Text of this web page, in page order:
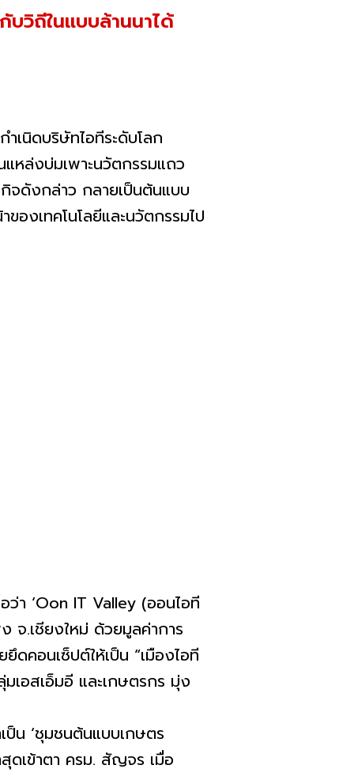
วิถีในแบบล้านนาได้
ดบริษัทไอทีระดับโลก
หล่งบ่มเพาะนวัตกรรมแถว
จดังกล่าว กลายเป็นต้นแบบ
องเทคโนโลยีและนวัตกรรมไป
า ‘Oon IT Valley (ออนไอที
จ.เชียงใหม่ ด้วยมูลค่าการ
คอนเซ็ปต์ให้เป็น “เมืองไอที
เอสเอ็มอี และเกษตรกร มุ่ง
น ‘ชุมชนต้นแบบเกษตร
สุดเข้าตา ครม. สัญจร เมื่อ